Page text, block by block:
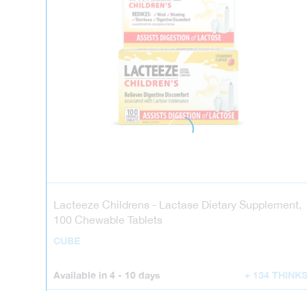
Lacteeze Childrens - Lactase Dietary Supplement,
100 Chewable Tablets
CUBE
Available in4 - 10 days + 134 THINKS